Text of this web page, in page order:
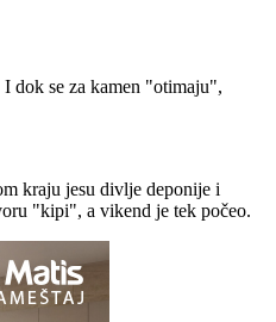
dok se za kamen "otimaju",
kraju jesu divlje deponije i
"kipi", a vikend je tek počeo.